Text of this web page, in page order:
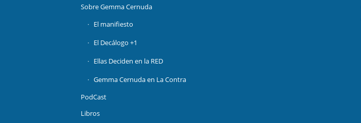
Sobre Gemma Cernuda
El manifiesto
El Decálogo +1
Ellas Deciden en la RED
Gemma Cernuda en La Contra
PodCast
Libros